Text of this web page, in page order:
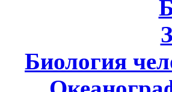
Биология